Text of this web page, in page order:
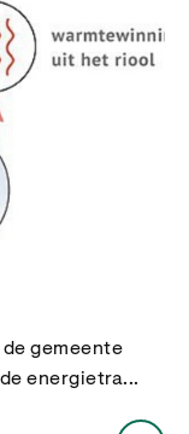
gemeente
energietra...